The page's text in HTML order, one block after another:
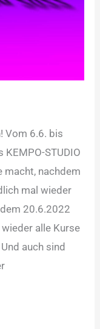
Vom 6.6. bis
STUDIO
macht, nachdem
mal wieder
20.6.2022
alle Kurse
auch sind